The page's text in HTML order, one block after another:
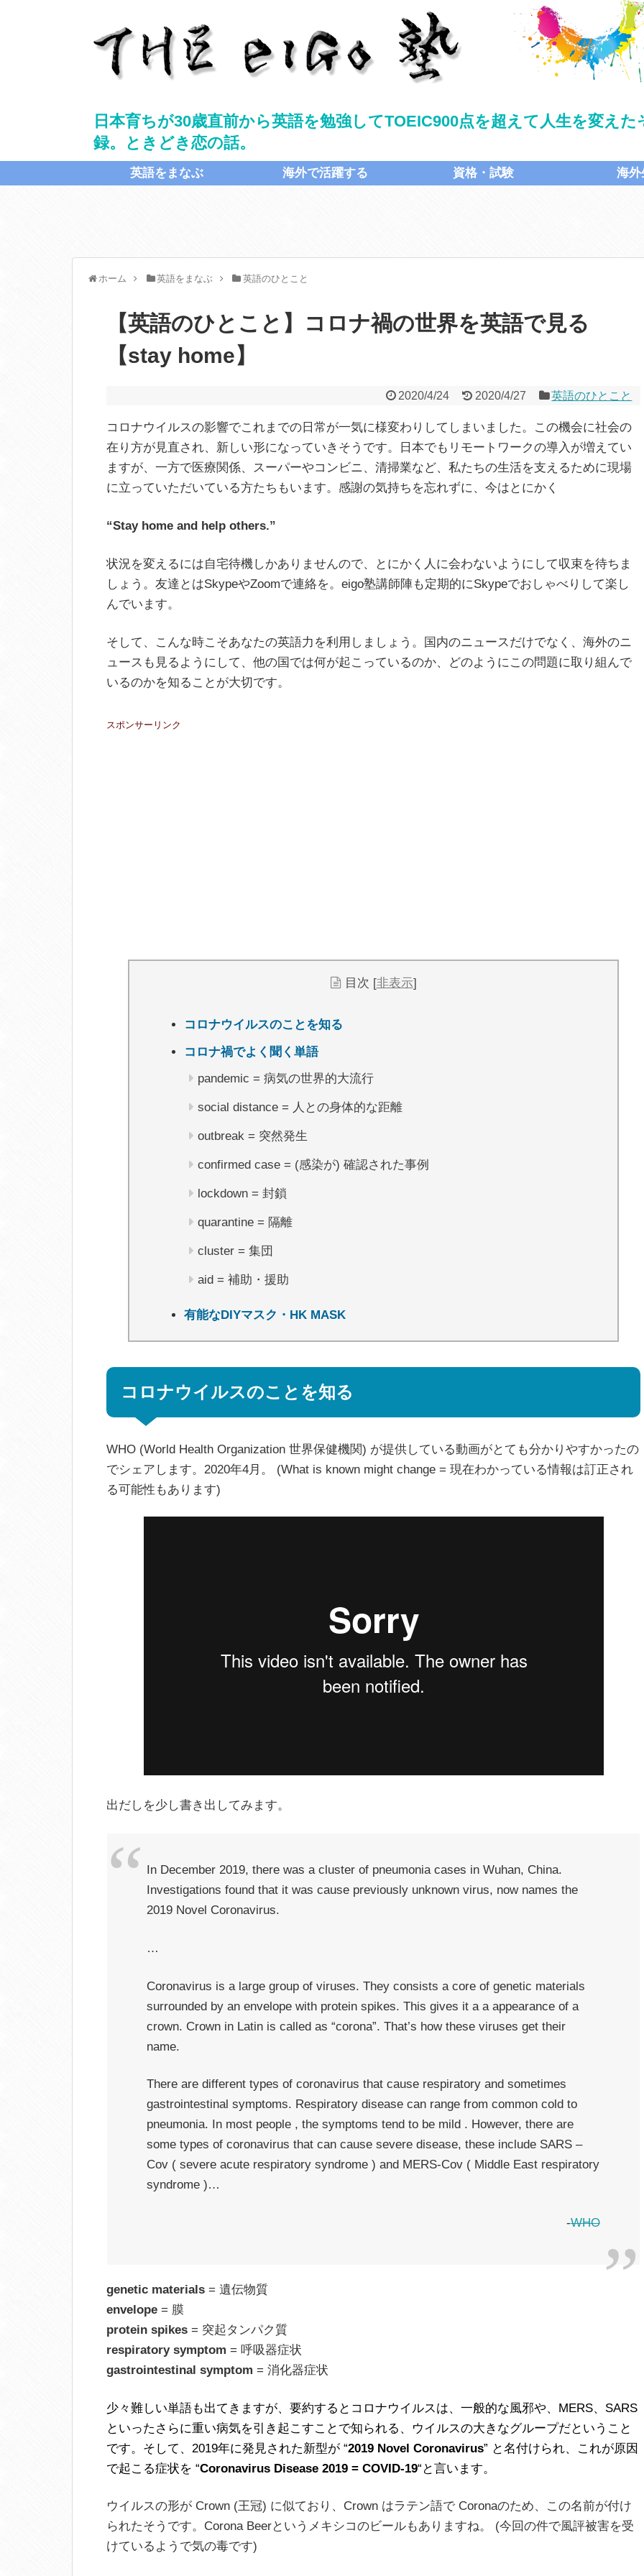
日本育ちが30歳直前から英語を勉強してTOEIC900点を超えて人生を変え
録。ときどき恋の話。
英語をまなぶ 海外で活躍する 資格・試験 海外
ホーム 英語をまなぶ 英語のひとこと
【英語のひとこと】コロナ禍の世界を英語で見る
【stay home】
2020/4/24 2020/4/27 英語のひとこと
コロナウイルスの影響でこれまでの日常が一気に様変わりしてしまいました。この機会に社会の
在り方が見直され、新しい形になっていきそうです。日本でもリモートワークの導入が増えてい
ますが、一方で医療関係、スーパーやコンビニ、清掃業など、私たちの生活を支えるために現場
に立っていただいている方たちもいます。感謝の気持ちを忘れずに、今はとにかく
“Stay home and help others.”
状況を変えるには自宅待機しかありませんので、とにかく人に会わないようにして収束を待ちま
しょう。友達とはSkypeやZoomで連絡を。eigo塾講師陣も定期的にSkypeでおしゃべりして楽し
んでいます。
そして、こんな時こそあなたの英語力を利用しましょう。国内のニュースだけでなく、海外のニ
ュースも見るようにして、他の国では何が起こっているのか、どのようにこの問題に取り組んで
いるのかを知ることが大切です。
スポンサーリンク
目次 [非表示]
コロナウイルスのことを知る
コロナ禍でよく聞く単語
pandemic = 病気の世界的大流行
social distance = 人との身体的な距離
outbreak = 突然発生
confirmed case = (感染が) 確認された事例
lockdown = 封鎖
quarantine = 隔離
cluster = 集団
aid = 補助・援助
有能なDIYマスク・HK MASK
コロナウイルスのことを知る
WHO (World Health Organization 世界保健機関) が提供している動画がとても分かりやすかったの
でシェアします。2020年4月。 (What is known might change = 現在わかっている情報は訂正され
る可能性もあります)
出だしを少し書き出してみます。
In December 2019, there was a cluster of pneumonia cases in Wuhan, China.
Investigations found that it was cause previously unknown virus, now names the
2019 Novel Coronavirus.
…
Coronavirus is a large group of viruses. They consists a core of genetic materials
surrounded by an envelope with protein spikes. This gives it a a appearance of a
crown. Crown in Latin is called as “corona”. That’s how these viruses get their
name.
There are different types of coronavirus that cause respiratory and sometimes
gastrointestinal symptoms. Respiratory disease can range from common cold to
pneumonia. In most people , the symptoms tend to be mild . However, there are
some types of coronavirus that can cause severe disease, these include SARS –
Cov ( severe acute respiratory syndrome ) and MERS-Cov ( Middle East respiratory
syndrome )…
-WHO
genetic materials = 遺伝物質
envelope = 膜
protein spikes = 突起タンパク質
respiratory symptom = 呼吸器症状
gastrointestinal symptom = 消化器症状
少々難しい単語も出てきますが、要約するとコロナウイルスは、一般的な風邪や、MERS、SARS
といったさらに重い病気を引き起こすことで知られる、ウイルスの大きなグループだということ
です。そして、2019年に発見された新型が “2019 Novel Coronavirus” と名付けられ、これが原因
で起こる症状を “Coronavirus Disease 2019 = COVID-19“と言います。
ウイルスの形が Crown (王冠) に似ており、Crown はラテン語で Coronaのため、この名前が付け
られたそうです。Corona Beerというメキシコのビールもありますね。 (今回の件で風評被害を受
けているようで気の毒です)